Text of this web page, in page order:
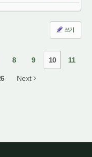
쓰기
8 9 10 11
Next